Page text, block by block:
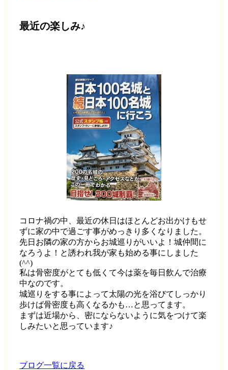
最近の楽しみ♪
コロナ禍の中、最近の休日はほとんどお出かけもせ
ずに家の中で過ごす事がめっきり多くなりました。
先日お隣の家の方からお城巡りがいいよ！城仲間に
なろうよ！と誘われ我が家も始める事にしました
(^^)
私は骨密度がとても低くて今は薬を毎日飲んで治療
中なのです。
城巡りをする事によって太陽の光を浴びてしっかり
歩けば骨密度も高くなるかも…と思ってます。
まずは近場から、密にならないように気をつけて楽
しみたいと思っています♪
ブログ一覧に戻る